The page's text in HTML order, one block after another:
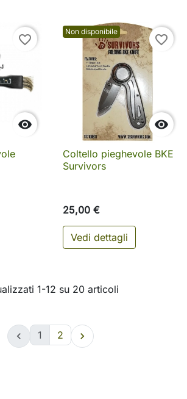

favorite_border
Non disponibile

favorite_border
Coltello pieghevole BKE
Survivors
25,00 €
Vedi dettagli
1-12 su 20 articoli
 1 2 